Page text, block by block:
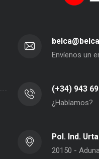
Envíenos un
(+34) 943
¿Hablamos?
Pol. Ind.
20150 -